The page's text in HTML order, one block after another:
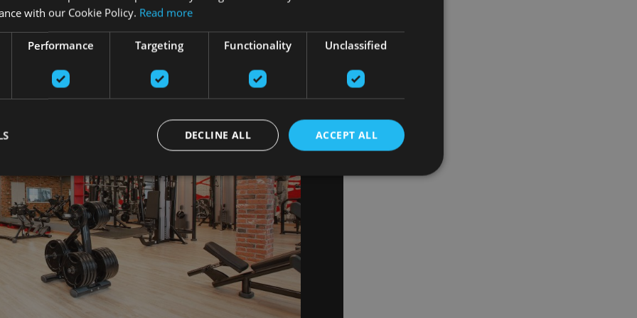
with our Cookie Policy. Read more
Performance Targeting Functionality Unclassified
ACCEPT ALL
DECLINE ALL